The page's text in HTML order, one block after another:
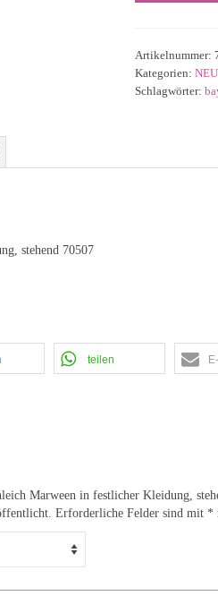
stehend
70507
Menge
Artikelnummer:
Kategorien:
Schlagwörter:
stehend 70507
teilen
Marween in festlicher Kleidung,
Erforderliche Felder sind mit *